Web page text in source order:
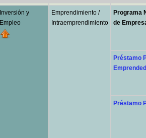
Inversión y
Empleo
Emprendimiento /
Intraemprendimiento
Programa
de
Préstamo
Préstamo